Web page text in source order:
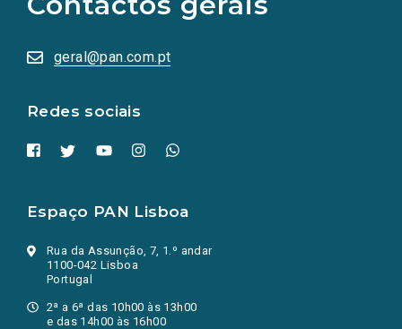
geral@pan.com.pt
Redes sociais
sociais
numa
nova
Espaço PAN Lisboa
Rua da Assunção, 7, 1.º andar
1100-042 Lisboa
Portugal
2ª a 6ª das 10h00 às 13h00
e das 14h00 às 16h00